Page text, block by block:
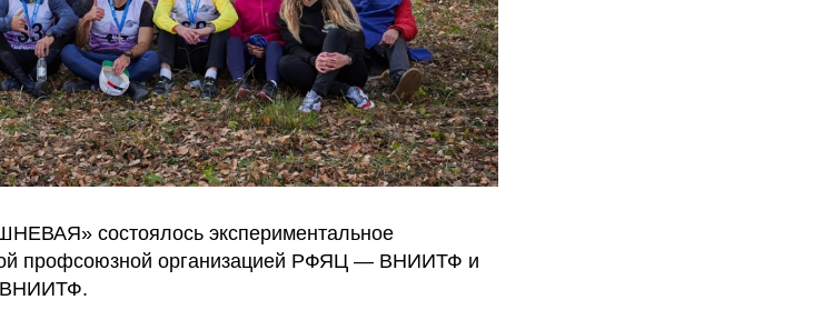
состоялось экспериментальное
профсоюзной организацией РФЯЦ — ВНИИТФ и
ВНИИТФ.